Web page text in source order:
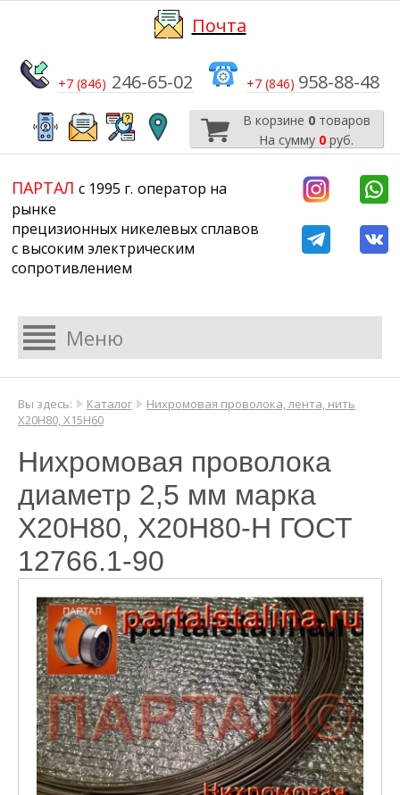
Почта
+7 (846) 246-65-02 +7 (846) 958-88-48
В корзине 0товаров
На сумму 0 руб.
ПАРТАЛ с 1995 г. ​​​​​​​оператор на
рынке
прецизионных никелевых сплавов
с высоким электрическим
сопротивлением
Вы здесь: Каталог
Нихромовая проволока, лента, нить
Х20Н80, Х15Н60
Нихромовая проволока
диаметр 2,5 мм марка
Х20Н80, Х20Н80-Н ГОСТ
12766.1-90